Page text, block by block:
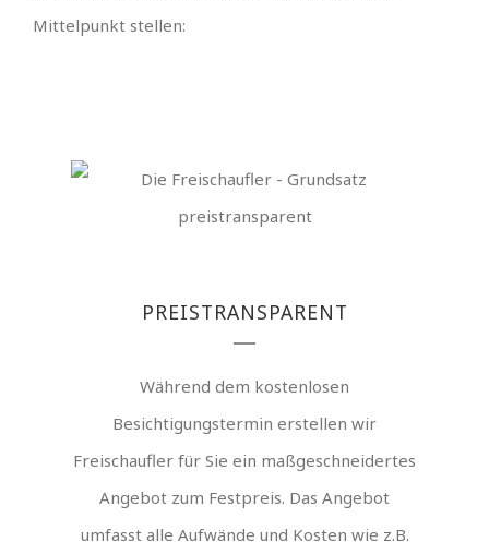
Mittelpunkt stellen:
PREISTRANSPARENT
Während dem kostenlosen
Besichtigungstermin erstellen wir
Freischaufler für Sie ein maßgeschneidertes
Angebot zum Festpreis. Das Angebot
umfasst alle Aufwände und Kosten wie z.B.